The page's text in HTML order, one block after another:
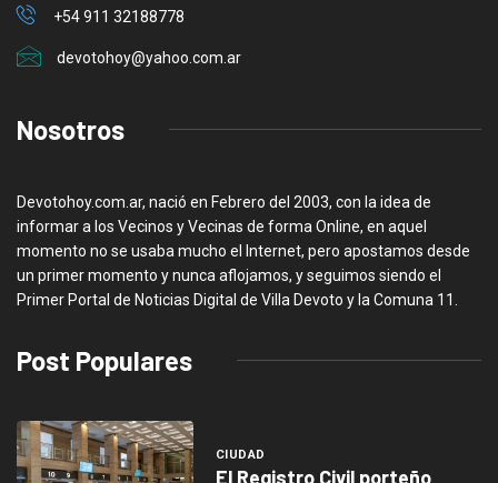
+54 911 32188778
devotohoy@yahoo.com.ar
Nosotros
Devotohoy.com.ar, nació en Febrero del 2003, con la idea de
informar a los Vecinos y Vecinas de forma Online, en aquel
momento no se usaba mucho el Internet, pero apostamos desde
un primer momento y nunca aflojamos, y seguimos siendo el
Primer Portal de Noticias Digital de Villa Devoto y la Comuna 11.
Post Populares
CIUDAD
El Registro Civil porteño